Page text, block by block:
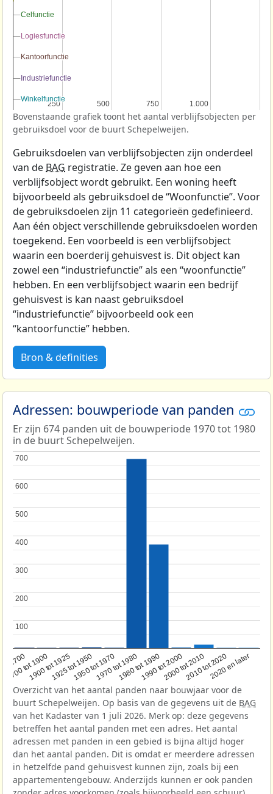
250
250 500
500 750
750 1.000
1.000
Celfunctie
Celfunctie
Logiesfunctie
Logiesfunctie
Kantoorfunctie
Kantoorfunctie
Industriefunctie
Industriefunctie
Winkelfunctie
Winkelfunctie
Bovenstaande grafiek toont het aantal verblijfsobjecten per
gebruiksdoel voor de buurt Schepelweijen.
Gebruiksdoelen van verblijfsobjecten zijn onderdeel
van de BAG registratie. Ze geven aan hoe een
verblijfsobject wordt gebruikt. Een woning heeft
bijvoorbeeld als gebruiksdoel de “Woonfunctie”. Voor
de gebruiksdoelen zijn 11 categorieën gedefinieerd.
Aan één object verschillende gebruiksdoelen worden
toegekend. Een voorbeeld is een verblijfsobject
waarin een boerderij gehuisvest is. Dit object kan
zowel een “industriefunctie” als een “woonfunctie”
hebben. En een verblijfsobject waarin een bedrijf
gehuisvest is kan naast gebruiksdoel
“industriefunctie” bijvoorbeeld ook een
“kantoorfunctie” hebben.
Bron & definities
Adressen: bouwperiode van panden
Er zijn 674 panden uit de bouwperiode 1970 tot 1980
in de buurt Schepelweijen.
1700
1700 tot 1900
1900 tot 19251925 tot 19501950 tot 19701970 tot 19801980 tot 19901990 tot 20002000 tot 20102010 tot 20202020 en later
100
100
200
200
300
300
400
400
500
500
600
600
700
700
Overzicht van het aantal panden naar bouwjaar voor de
buurt Schepelweijen. Op basis van de gegevens uit de BAG
van het Kadaster van 1 juli 2026. Merk op: deze gegevens
betreffen het aantal panden met een adres. Het aantal
adressen met panden in een gebied is bijna altijd hoger
dan het aantal panden. Dit is omdat er meerdere adressen
in hetzelfde pand gehuisvest kunnen zijn, zoals bij een
appartementengebouw. Anderzijds kunnen er ook panden